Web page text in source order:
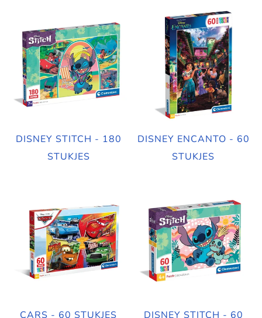
DISNEY STITCH - 180
STUKJES
DISNEY ENCANTO - 60
STUKJES
CARS - 60 STUKJES DISNEY STITCH - 60